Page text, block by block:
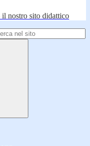
nostro sito didattico